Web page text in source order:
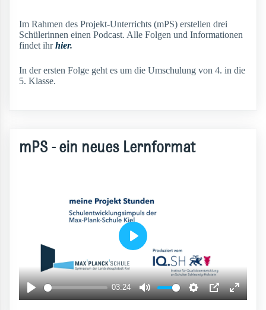
Im Rahmen des Projekt-Unterrichts (mPS) erstellen drei
Schülerinnen einen Podcast. Alle Folgen und Informationen
findet ihrhier.
In der ersten Folge geht es um die Umschulung von 4. in die
5. Klasse.
mPS - ein neues Lernformat